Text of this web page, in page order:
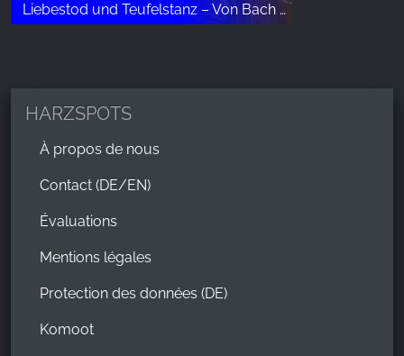
Liebestod und Teufelstanz – Von Bach bis Liszt
HARZSPOTS
À propos de nous
Contact (DE/EN)
Évaluations
Mentions légales
Protection des données (DE)
Komoot